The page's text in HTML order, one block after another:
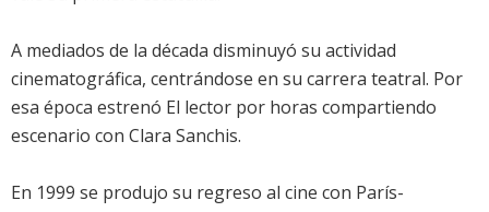
A mediados de la década disminuyó su actividad
cinematográfica, centrándose en su carrera teatral. Por
esa época estrenó El lector por horas compartiendo
escenario con Clara Sanchis.
En 1999 se produjo su regreso al cine con París-